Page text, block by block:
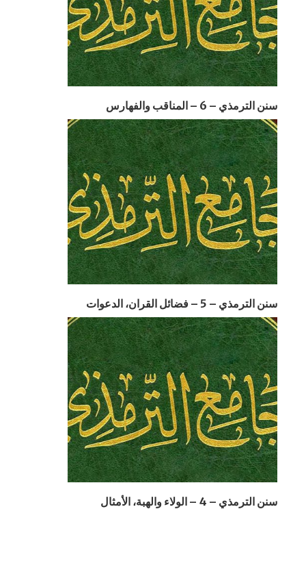
سنن الترمذي – 6 – المناقب والفهارس
سنن الترمذي – 5 – فضائل القران، الدعوات
سنن الترمذي – 4 – الولاء والهبة، الأمثال